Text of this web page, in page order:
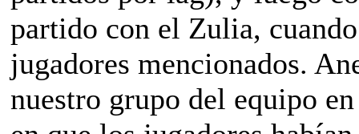
partido con el Zulia,
jugadores mencionados.
nuestro grupo del equipo